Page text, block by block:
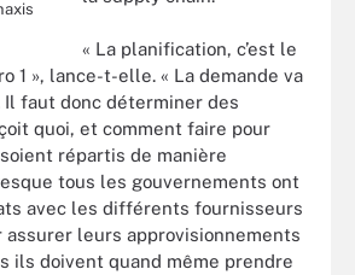
« La planification, c’est le
1 », lance-t-elle. « La demande va
Il faut donc déterminer des
quoi, et comment faire pour
répartis de manière
tous les gouvernements ont
avec les différents fournisseurs
assurer leurs approvisionnements
ils doivent quand même prendre